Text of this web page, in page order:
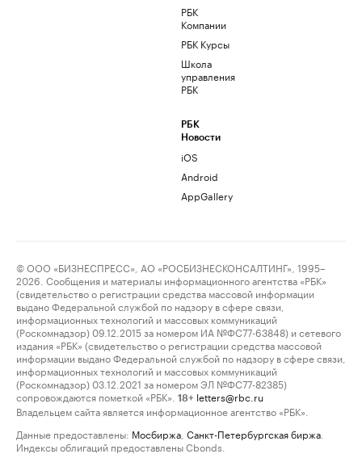
РБК
Компании
РБК Курсы
Школа
управления
РБК
РБК
Новости
iOS
Android
AppGallery
© ООО «БИЗНЕСПРЕСС», АО «РОСБИЗНЕСКОНСАЛТИНГ», 1995–
2026. Сообщения и материалы информационного агентства «РБК»
(свидетельство о регистрации средства массовой информации
выдано Федеральной службой по надзору в сфере связи,
информационных технологий и массовых коммуникаций
(Роскомнадзор) 09.12.2015 за номером ИА №ФС77-63848) и сетевого
издания «РБК» (свидетельство о регистрации средства массовой
информации выдано Федеральной службой по надзору в сфере связи,
информационных технологий и массовых коммуникаций
(Роскомнадзор) 03.12.2021 за номером ЭЛ №ФС77-82385)
сопровождаются пометкой «РБК».
18+ letters@rbc.ru
Владельцем сайта является информационное агентство «РБК».
Данные предоставлены: Мосбиржа Санкт-Петербургская биржа
Индексы облигаций предоставлены Cbonds.